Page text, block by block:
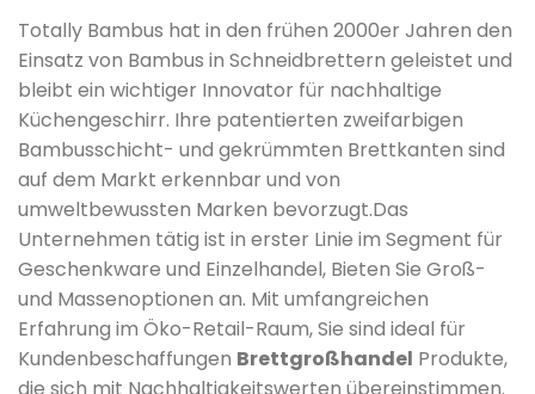
Totally Bambus hat in den frühen 2000er Jahren den
Einsatz von Bambus in Schneidbrettern geleistet und
bleibt ein wichtiger Innovator für nachhaltige
Küchengeschirr. Ihre patentierten zweifarbigen
Bambusschicht- und gekrümmten Brettkanten sind
auf dem Markt erkennbar und von
umweltbewussten Marken bevorzugt.Das
Unternehmen tätig ist in erster Linie im Segment für
Geschenkware und Einzelhandel, Bieten Sie Groß-
und Massenoptionen an. Mit umfangreichen
Erfahrung im Öko-Retail-Raum, Sie sind ideal für
Kundenbeschaffungen Brettgroßhandel Produkte,
die sich mit Nachhaltigkeitswerten übereinstimmen.